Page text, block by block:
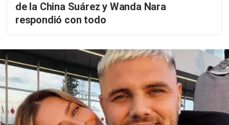
de la China Suárez y Wanda Nara
respondió con todo